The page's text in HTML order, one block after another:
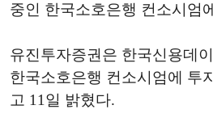
중인 한국소호은행 컨소시엄
유진투자증권은 한국신용데
한국소호은행 컨소시엄에 투
고 11일 밝혔다.